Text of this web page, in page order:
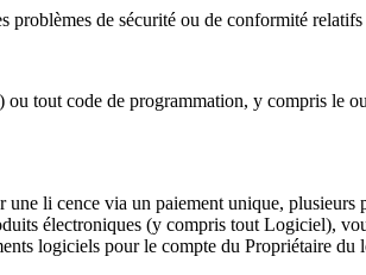
problèmes de sécurité ou de conformité
tout code de programmation, y compris le
li cence via un paiement unique, plusieurs
électroniques (y compris tout Logiciel),
logiciels pour le compte du Propriétaire du